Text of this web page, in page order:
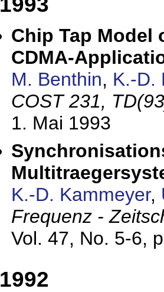
Chip Tap Model
CDMA-
M. Benthin, K.-D.
COST 231,
1. Mai 1993
K.-D. Kammeyer,
Frequenz -
Vol. 47, No. 5-6,
1992